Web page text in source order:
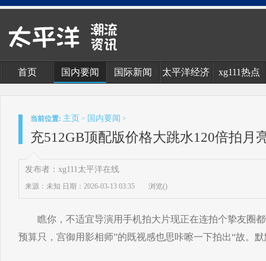
首页 国内要闻 国际新闻 太平洋经济 xg111热点
当前位置: 主页 > 国内要闻 >
充512GB顶配版价格大跳水120倍拍月
发布者：xg111太平洋在线
来源：未知 日期：2026-03-13 03:35 浏览()
瞧你，不适宜导演用手机拍大片现正在连拍个挚友圈都
预算只，宫御用影相师”的既视感也思咔嚓一下拍出“故。